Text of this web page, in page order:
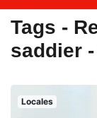
Tags -
saddier
Locales